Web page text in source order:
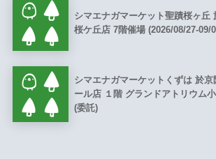
シマエナガマーケット聖蹟桜ヶ丘
桜ケ丘店 7階催場 (2026/08/27-09/
シマエナガマーケットくずは 於
ール店 １階 グランドアトリウム
(委託)